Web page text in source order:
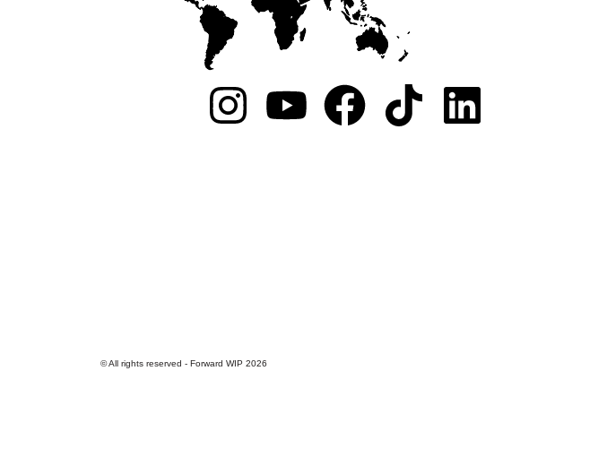
© All rights reserved - Forward WIP 2026